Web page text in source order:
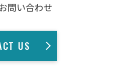
問い合わせ
US